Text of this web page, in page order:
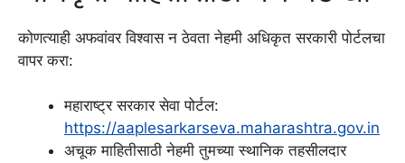
कोणत्याही अफवांवर विश्वास न ठेवता नेहमी अधिकृत सरकारी पोर्टलचा
वापर करा:
महाराष्ट्र सरकार सेवा पोर्टल:
https://aaplesarkarseva.maharashtra.gov.in
अचूक माहितीसाठी नेहमी तुमच्या स्थानिक तहसीलदार